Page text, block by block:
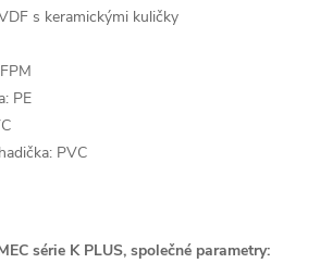
s keramickými kuličky
PE
PVC
série K PLUS, společné parametry: